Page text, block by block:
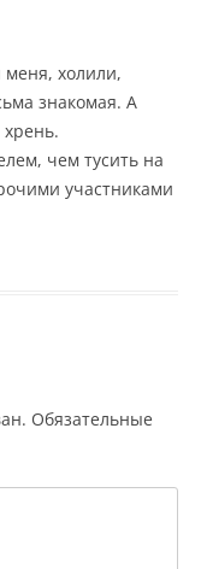
меня, холили,
знакомая. А
чем тусить на
участниками
Обязательные